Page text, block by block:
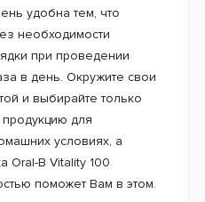
удобна тем, что
необходимости
при проведении
в день. Окружите свои
и выбирайте только
для
условиях, а
Oral-B Vitality 100
поможет Вам в этом.